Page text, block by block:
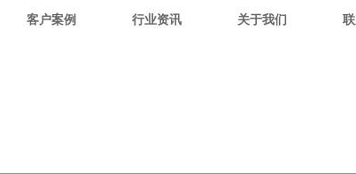
客户案例 行业资讯 关于我们